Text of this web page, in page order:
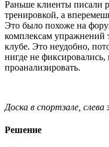
Раньше клиенты писали
тренировкой, а
Это было похоже на
комплексам упражнений
клубе. Это неудобно,
нигде не
проанализировать.
Доска в спортзале,
Решение